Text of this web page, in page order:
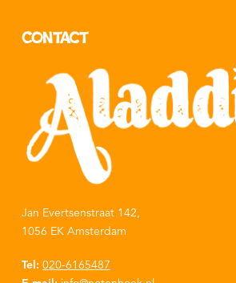
Contact
Jan Evertsenstraat 142,
1056 EK Amsterdam
Tel: 020-6165487